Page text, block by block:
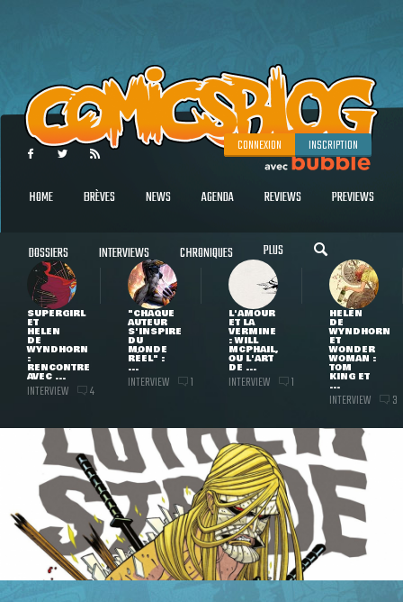
CONNEXION INSCRIPTION
HOME BRÈVES NEWS AGENDA REVIEWS PREVIEWS
DOSSIERS INTERVIEWS CHRONIQUES PLUS
SUPERGIRL
ET
HELEN
DE
WYNDHORN
:
RENCONTRE
AVEC ...
INTERVIEW 4
"CHAQUE
AUTEUR
S'INSPIRE
DU
MONDE
RÉEL" :
...
INTERVIEW 1
L'AMOUR
ET LA
VERMINE
: WILL
MCPHAIL,
OU L'ART
DE ...
INTERVIEW 1
HELEN
DE
WYNDHORN
ET
WONDER
WOMAN :
TOM
KING ET
...
INTERVIEW 3